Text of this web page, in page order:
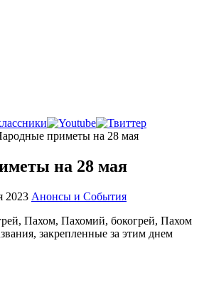
приметы на 28 мая
на 28 мая
2023 Анонсы и События
Пахом, Пахомий, бокогрей, Пахом
закрепленные за этим днем